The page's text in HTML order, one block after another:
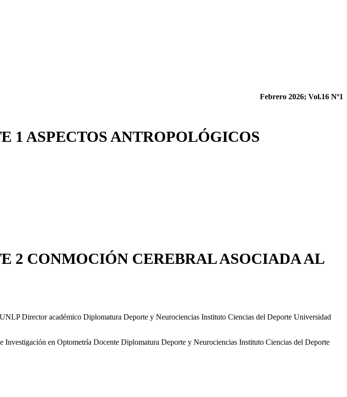
Febrero 2026; Vol.16 Nº1
1 ASPECTOS ANTROPOLÓGICOS
2 CONMOCIÓN CEREBRAL ASOCIADA AL
Director académico Diplomatura Deporte y Neurociencias Instituto Ciencias del Deporte Universidad
en Optometría Docente Diplomatura Deporte y Neurociencias Instituto Ciencias del Deporte